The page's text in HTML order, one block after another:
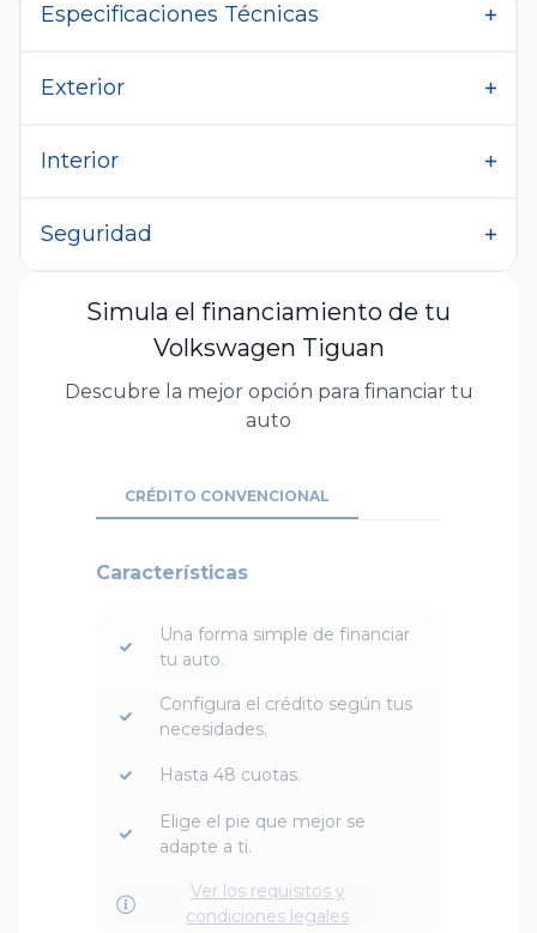
Especificaciones Técnicas
Exterior
Interior
Seguridad
Simula el financiamiento de tu
Volkswagen Tiguan
Descubre la mejor opción para financiar tu
auto
CRÉDITO CONVENCIONAL
Características
Una forma simple de financiar
tu auto.
Configura el crédito según tus
necesidades.
Hasta 48 cuotas.
Elige el pie que mejor se
adapte a ti.
Ver los requisitos y
condiciones legales